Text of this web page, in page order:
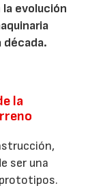
evolución
la
ser una